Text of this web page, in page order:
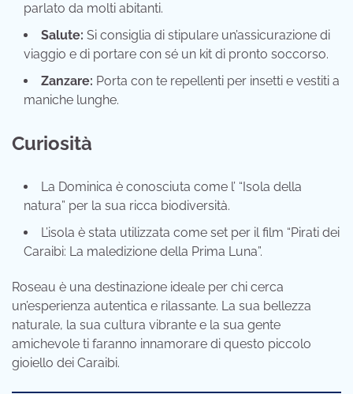
parlato da molti abitanti.
Salute: Si consiglia di stipulare un’assicurazione di
viaggio e di portare con sé un kit di pronto soccorso.
Zanzare: Porta con te repellenti per insetti e vestiti a
maniche lunghe.
Curiosità
La Dominica è conosciuta come l’ “Isola della
natura” per la sua ricca biodiversità.
L’isola è stata utilizzata come set per il film “Pirati dei
Caraibi: La maledizione della Prima Luna”.
Roseau è una destinazione ideale per chi cerca
un’esperienza autentica e rilassante. La sua bellezza
naturale, la sua cultura vibrante e la sua gente
amichevole ti faranno innamorare di questo piccolo
gioiello dei Caraibi.